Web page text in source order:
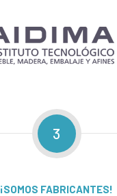
3
¡SOMOS FABRICANTES!